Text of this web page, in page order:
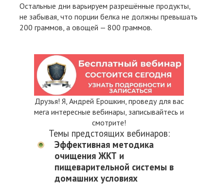
Остальные дни варьируем разрешённые продукты,
не забывая, что порции белка не должны превышать
200 граммов, а овощей — 800 граммов.
Друзья! Я, Андрей Ерошкин, проведу для вас
мега интересные вебинары, записывайтесь и
смотрите!
Темы предстоящих вебинаров:
Эффективная методика
очищения ЖКТ и
пищеварительной системы в
домашних условиях